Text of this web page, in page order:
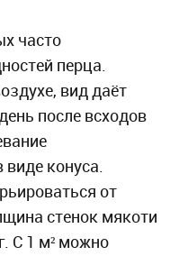
часто
перца.
вид даёт
после всходов
конуса.
от
стенок мякоти
С 1 м² можно